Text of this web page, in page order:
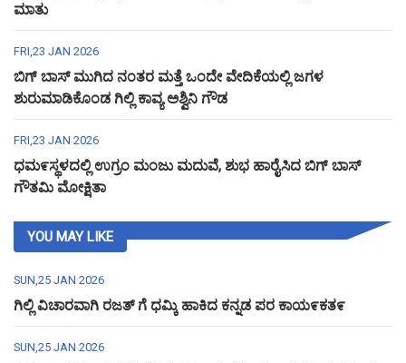
ಮಾತು
FRI,23 JAN 2026
ಬಿಗ್ ಬಾಸ್ ಮುಗಿದ ನಂತರ ಮತ್ತೆ ಒಂದೇ ವೇದಿಕೆಯಲ್ಲಿ ಜಗಳ
ಶುರುಮಾಡಿಕೊಂಡ ಗಿಲ್ಲಿ ಕಾವ್ಯ ಅಶ್ವಿನಿ ಗೌಡ
FRI,23 JAN 2026
ಧಮ೯ಸ್ಥಳದಲ್ಲಿ ಉಗ್ರಂ ಮಂಜು ಮದುವೆ, ಶುಭ ಹಾರೈಸಿದ ಬಿಗ್ ಬಾಸ್
ಗೌತಮಿ ಮೋಕ್ಷಿತಾ
YOU MAY LIKE
SUN,25 JAN 2026
ಗಿಲ್ಲಿ ವಿಚಾರವಾಗಿ ರಜತ್ ಗೆ ಧಮ್ಕಿ ಹಾಕಿದ ಕನ್ನಡ ಪರ ಕಾಯ೯ಕತ೯
SUN,25 JAN 2026